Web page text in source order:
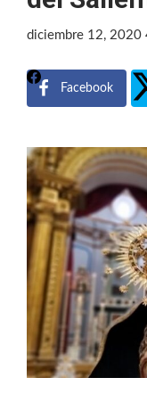
diciembre 12, 2020
Facebook